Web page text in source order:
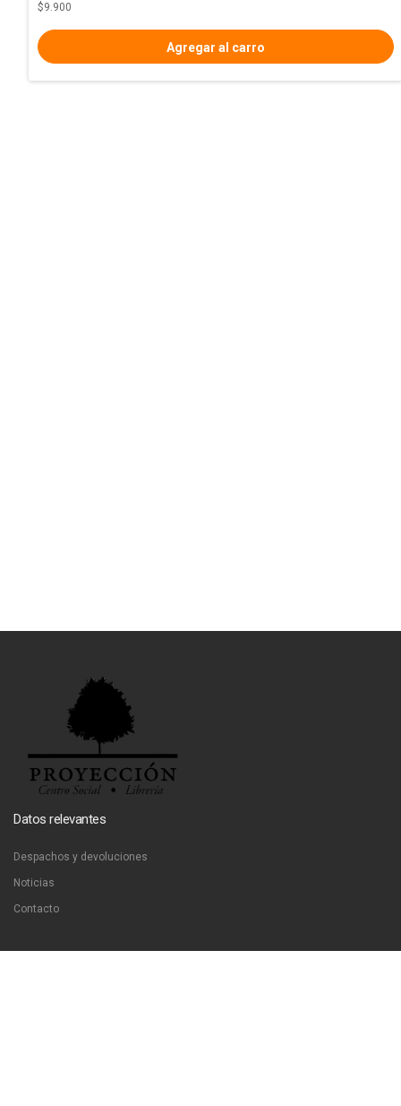
$9.900
Datos relevantes
Despachos y devoluciones
Noticias
Contacto
Contáctanos